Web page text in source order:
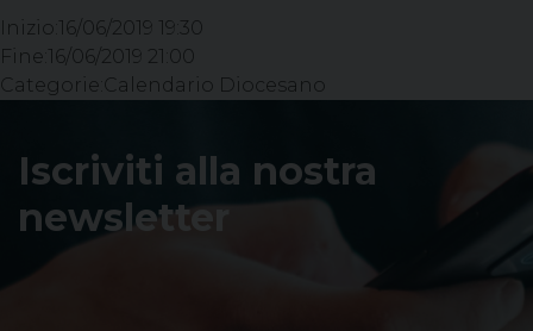
Inizio: 16/06/2019 19:30
Fine: 16/06/2019 21:00
Categorie: Calendario Diocesano
Iscriviti alla nostra
newsletter